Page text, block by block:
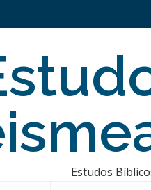
Estudos